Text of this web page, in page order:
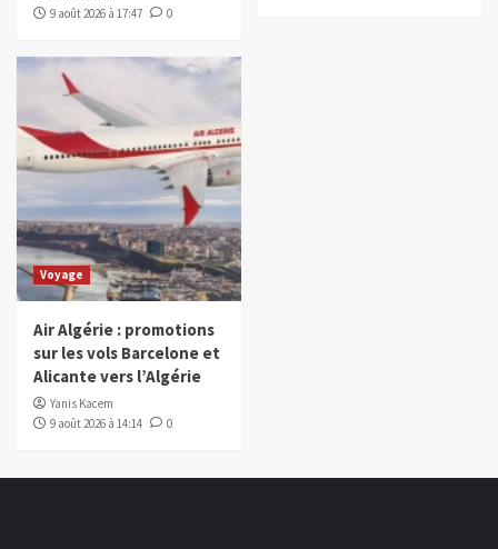
9 août 2026 à 17:47
0
Voyage
Air Algérie : promotions
sur les vols Barcelone et
Alicante vers l’Algérie
Yanis Kacem
9 août 2026 à 14:14
0